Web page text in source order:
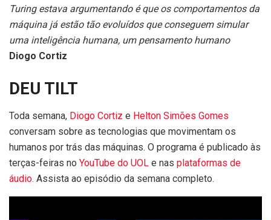
Turing estava argumentando é que os comportamentos da
máquina já estão tão evoluídos que conseguem simular
uma inteligência humana, um pensamento humano
Diogo Cortiz
DEU TILT
Toda semana, Diogo Cortiz e Helton Simões Gomes
conversam sobre as tecnologias que movimentam os
humanos por trás das máquinas. O programa é publicado às
terças-feiras no YouTube do UOL e nas plataformas de
áudio. Assista ao episódio da semana completo.